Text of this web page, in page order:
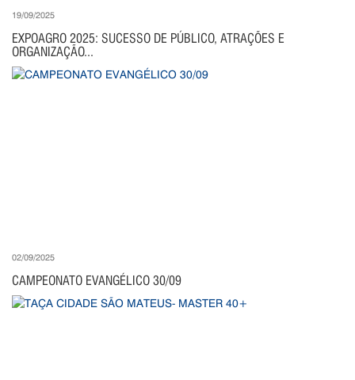
19/09/2025
EXPOAGRO 2025: SUCESSO DE PÚBLICO, ATRAÇÕES E
ORGANIZAÇÃO...
02/09/2025
CAMPEONATO EVANGÉLICO 30/09